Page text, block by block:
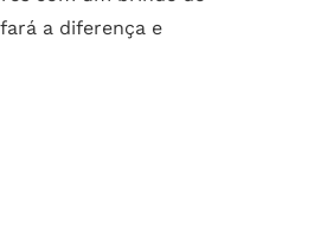
a diferença e